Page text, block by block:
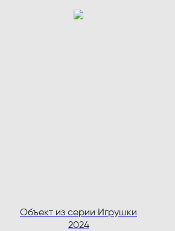
Объект из серии Игрушки
2024